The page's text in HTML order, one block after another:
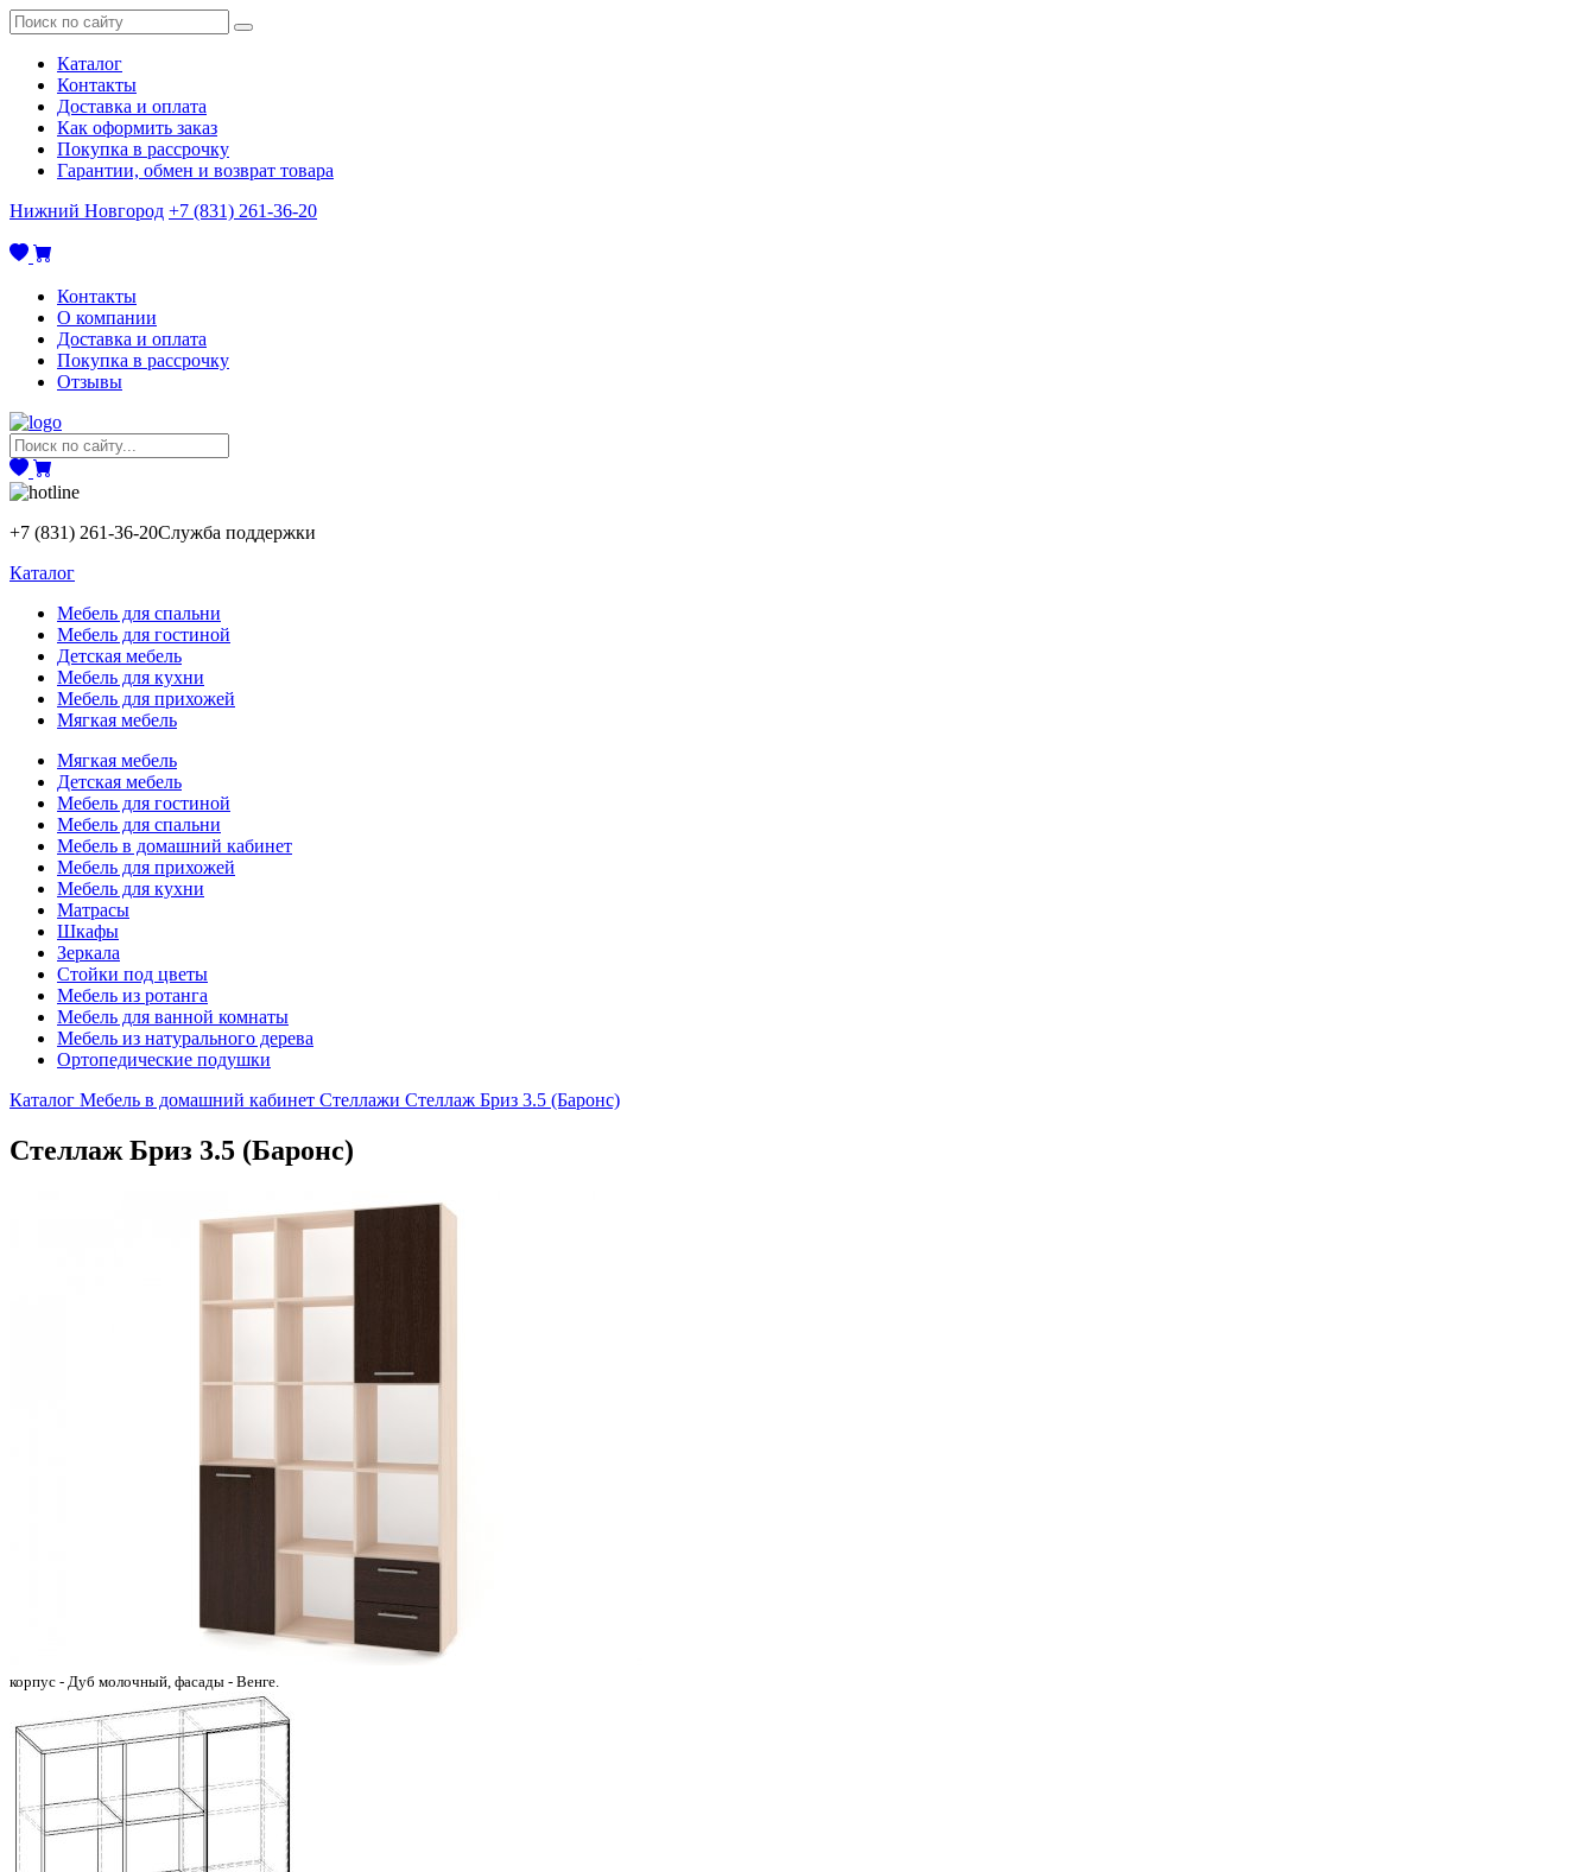
Каталог
Контакты
Доставка и оплата
Как оформить заказ
Покупка в рассрочку
Гарантии, обмен и возврат товара
Нижний Новгород +7 (831) 261-36-20
Контакты
О компании
Доставка и оплата
Покупка в рассрочку
Отзывы
+7 (831) 261-36-20Служба поддержки
Каталог
Мебель для спальни
Мебель для гостиной
Детская мебель
Мебель для кухни
Мебель для прихожей
Мягкая мебель
Мягкая мебель
Детская мебель
Мебель для гостиной
Мебель для спальни
Мебель в домашний кабинет
Мебель для прихожей
Мебель для кухни
Матрасы
Шкафы
Зеркала
Стойки под цветы
Мебель из ротанга
Мебель для ванной комнаты
Мебель из натурального дерева
Ортопедические подушки
Каталог Мебель в домашний кабинет Стеллажи Стеллаж Бриз 3.5 (Баронс)
Стеллаж Бриз 3.5 (Баронс)
корпус - Дуб молочный, фасады - Венге.